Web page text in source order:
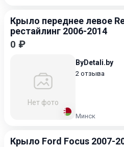
Крыло переднее левое
рестайлинг 2006-2014
0 ₽
Нет фото
ByDetali.by
2 отзыва
Минск
Крыло Ford Focus 2007-